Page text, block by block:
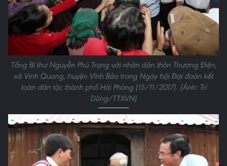
Tổng Bí thư Nguyễn Phú Trọng với nhân dân thôn Thượng Điện,
xã Vinh Quang, huyện Vĩnh Bảo trong Ngày hội Đại đoàn kết
toàn dân tộc thành phố Hải Phòng (15/11/2017). (Ảnh: Trí
Dũng/TTXVN)